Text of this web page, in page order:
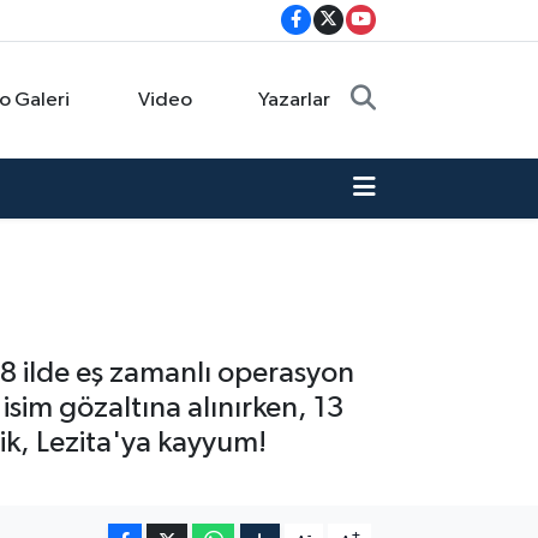
Galeri Video Yazarlar
ilde eş zamanlı operasyon
gözaltına alınırken, 13
Lezita'ya kayyum!